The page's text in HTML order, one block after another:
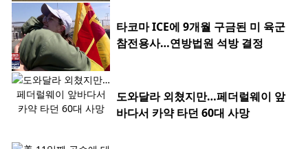
타코마 ICE에 9개월 구금된 미 육군
참전용사…연방법원 석방 결정
도와달라 외쳤지만…페더럴웨이 앞
바다서 카약 타던 60대 사망